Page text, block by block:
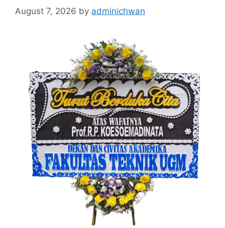
August 7, 2026 by adminichwan